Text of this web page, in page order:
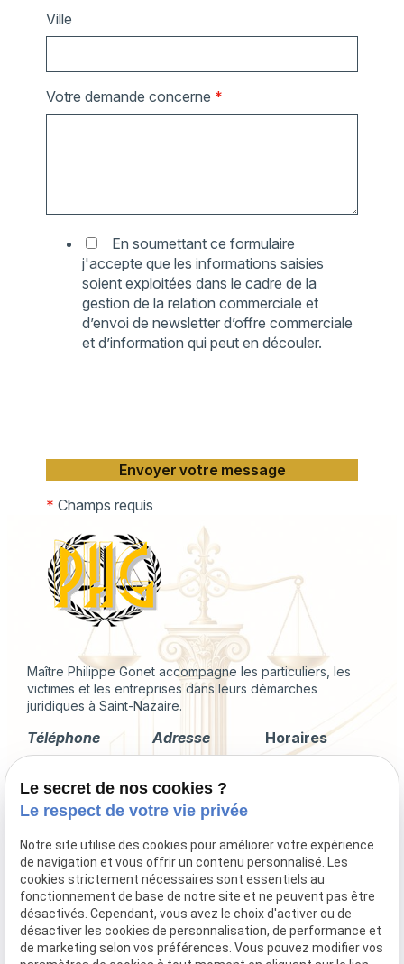
Ville
Votre demande concerne *
En soumettant ce formulaire
j'accepte que les informations saisies
soient exploitées dans le cadre de la
gestion de la relation commerciale et
d’envoi de newsletter d’offre commerciale
et d’information qui peut en découler.
* Champs requis
Maître Philippe Gonet accompagne les particuliers, les
victimes et les entreprises dans leurs démarches
juridiques à Saint-Nazaire.
Téléphone
Adresse
Corps de
Garde
Nazaire
Horaires
Droit immobilier
Droit de la famille
Le secret de nos cookies ?
Le respect de votre vie privée
Notre site utilise des cookies pour améliorer votre expérience
de navigation et vous offrir un contenu personnalisé. Les
cookies strictement nécessaires sont essentiels au
fonctionnement de base de notre site et ne peuvent pas être
désactivés. Cependant, vous avez le choix d'activer ou de
désactiver les cookies de personnalisation, de performance et
de marketing selon vos préférences. Vous pouvez modifier vos